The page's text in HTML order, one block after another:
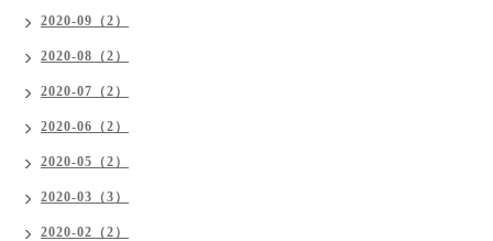
2020-09（2）
2020-08（2）
2020-07（2）
2020-06（2）
2020-05（2）
2020-03（3）
2020-02（2）